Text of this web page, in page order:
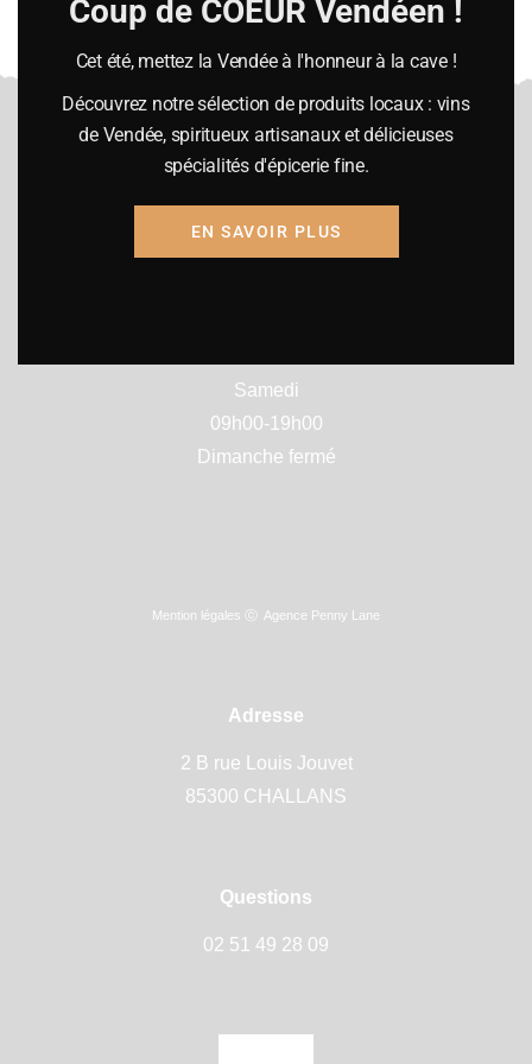
Heures d’ouverture
Lundi :
Samedi
09h00-19h00
Dimanche fermé
Mention légales ⓒ Agence Penny Lane
Adresse
2 B rue Louis Jouvet
85300 CHALLANS
Questions
02 51 49 28 09
Coup de COEUR Vendéen !
Cet été, mettez la Vendée à l'honneur à la cave !
Découvrez notre sélection de produits locaux : vins
de Vendée, spiritueux artisanaux et délicieuses
spécialités d'épicerie fine.
EN SAVOIR PLUS